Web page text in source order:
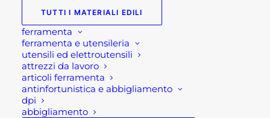
TUTTI I MATERIALI EDILI
ferramenta
ferramenta e utensileria
utensili ed elettroutensili
attrezzi da lavoro
articoli ferramenta
antinfortunistica e abbigliamento
dpi
abbigliamento
Visita il nostroshop!
Seguici suFacebook
Canale di Youtube!!
Contatti